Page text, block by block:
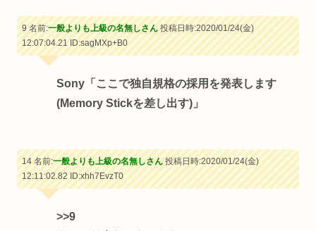
9 名前:一般よりも上級の名無しさん投稿日時:2020/01/24(金)
12:07:04.21ID:sagMXp+B0
Sony「ここで独自規格の採用を発表します
(Memory Stickを差し出す)」
14 名前:一般よりも上級の名無しさん投稿日時:2020/01/24(金)
12:11:02.82ID:xhh7EvzT0
>>9